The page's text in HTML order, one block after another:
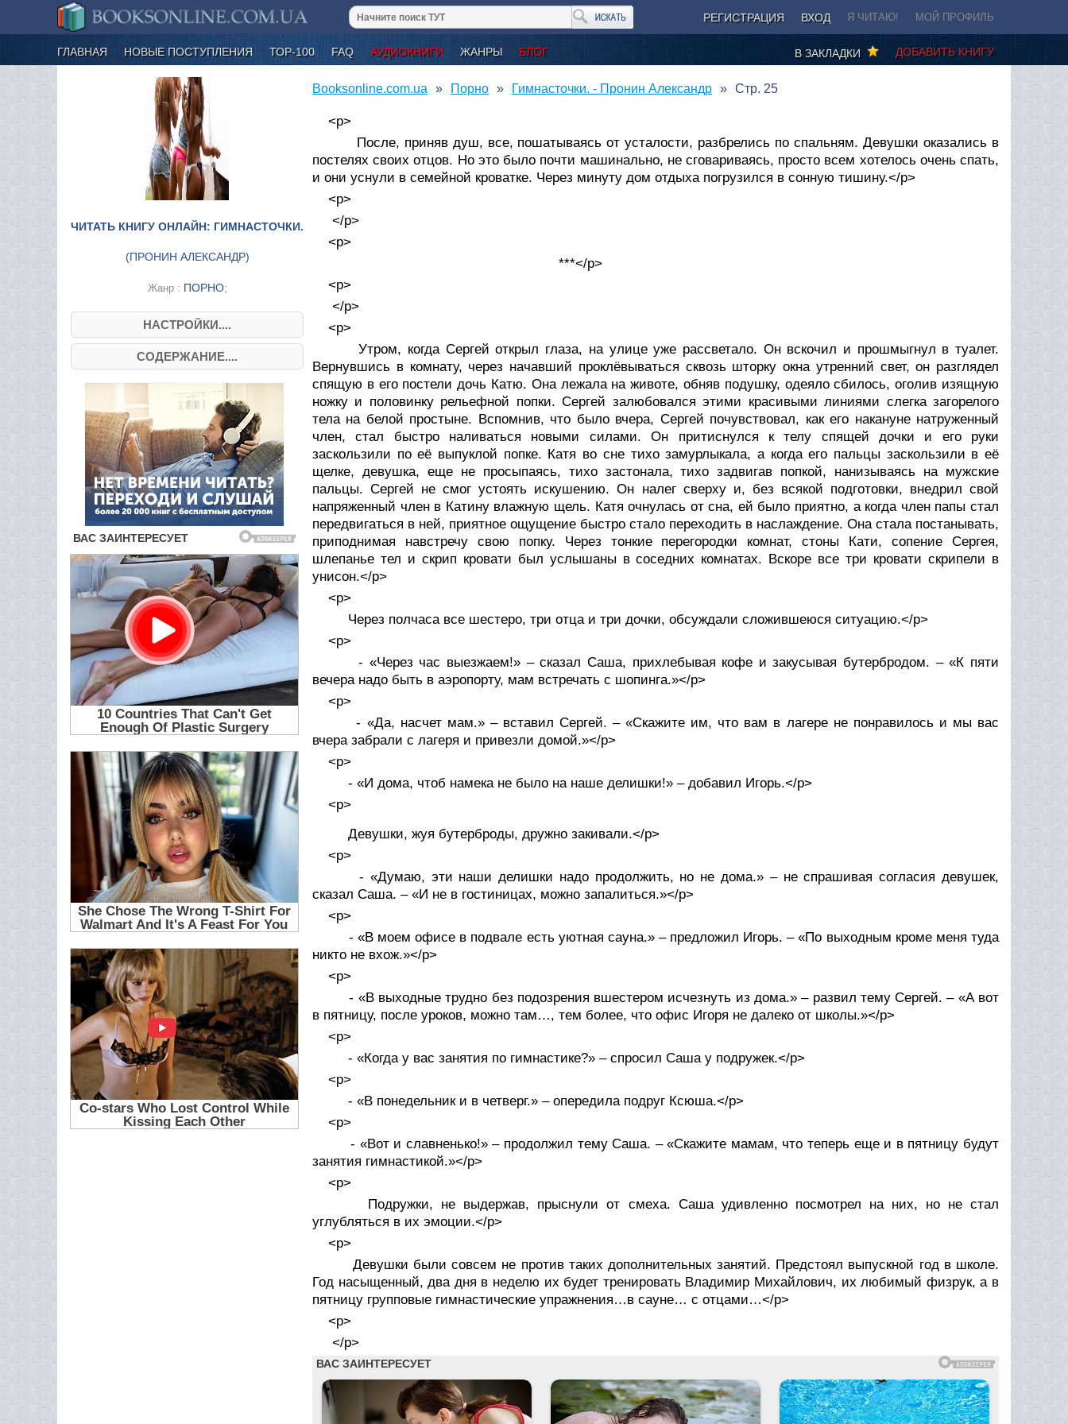
РЕГИСТРАЦИЯ ВХОД Я ЧИТАЮ! МОЙ ПРОФИЛЬ
ГЛАВНАЯ НОВЫЕ ПОСТУПЛЕНИЯ ТОР-100 FAQ АУДИОКНИГИ ЖАНРЫ БЛОГ ДОБАВИТЬ КНИГУ
В ЗАКЛАДКИ
ЧИТАТЬ КНИГУ ОНЛАЙН: ГИМНАСТОЧКИ.
(ПРОНИН АЛЕКСАНДР)
Жанр : ПОРНО;
НАСТРОЙКИ....
СОДЕРЖАНИЕ....
Booksonline.com.ua Порно Гимнасточки. - Пронин Александр Стр. 25
<p>
После, приняв душ, все, пошатываясь от усталости, разбрелись по спальням. Девушки оказались в
постелях своих отцов. Но это было почти машинально, не сговариваясь, просто всем хотелось очень спать,
и они уснули в семейной кроватке. Через минуту дом отдыха погрузился в сонную тишину.</p>
<p>
</p>
<p>
***</p>
<p>
</p>
<p>
Утром, когда Сергей открыл глаза, на улице уже рассветало. Он вскочил и прошмыгнул в туалет.
Вернувшись в комнату, через начавший проклёвываться сквозь шторку окна утренний свет, он разглядел
спящую в его постели дочь Катю. Она лежала на животе, обняв подушку, одеяло сбилось, оголив изящную
ножку и половинку рельефной попки. Сергей залюбовался этими красивыми линиями слегка загорелого
тела на белой простыне. Вспомнив, что было вчера, Сергей почувствовал, как его накануне натруженный
член, стал быстро наливаться новыми силами. Он притиснулся к телу спящей дочки и его руки
заскользили по её выпуклой попке. Катя во сне тихо замурлыкала, а когда его пальцы заскользили в её
щелке, девушка, еще не просыпаясь, тихо застонала, тихо задвигав попкой, нанизываясь на мужские
пальцы. Сергей не смог устоять искушению. Он налег сверху и, без всякой подготовки, внедрил свой
напряженный член в Катину влажную щель. Катя очнулась от сна, ей было приятно, а когда член папы стал
передвигаться в ней, приятное ощущение быстро стало переходить в наслаждение. Она стала постанывать,
приподнимая навстречу свою попку. Через тонкие перегородки комнат, стоны Кати, сопение Сергея,
шлепанье тел и скрип кровати был услышаны в соседних комнатах. Вскоре все три кровати скрипели в
унисон.</p>
<p>
Через полчаса все шестеро, три отца и три дочки, обсуждали сложившеюся ситуацию.</p>
<p>
- «Через час выезжаем!» – сказал Саша, прихлебывая кофе и закусывая бутербродом. – «К пяти
вечера надо быть в аэропорту, мам встречать с шопинга.»</p>
<p>
- «Да, насчет мам.» – вставил Сергей. – «Скажите им, что вам в лагере не понравилось и мы вас
вчера забрали с лагеря и привезли домой.»</p>
<p>
- «И дома, чтоб намека не было на наше делишки!» – добавил Игорь.</p>
<p>
Девушки, жуя бутерброды, дружно закивали.</p>
<p>
- «Думаю, эти наши делишки надо продолжить, но не дома.» – не спрашивая согласия девушек,
сказал Саша. – «И не в гостиницах, можно запалиться.»</p>
<p>
- «В моем офисе в подвале есть уютная сауна.» – предложил Игорь. – «По выходным кроме меня туда
никто не вхож.»</p>
<p>
- «В выходные трудно без подозрения вшестером исчезнуть из дома.» – развил тему Сергей. – «А вот
в пятницу, после уроков, можно там…, тем более, что офис Игоря не далеко от школы.»</p>
<p>
- «Когда у вас занятия по гимнастике?» – спросил Саша у подружек.</p>
<p>
- «В понедельник и в четверг.» – опередила подруг Ксюша.</p>
<p>
- «Вот и славненько!» – продолжил тему Саша. – «Скажите мамам, что теперь еще и в пятницу будут
занятия гимнастикой.»</p>
<p>
Подружки, не выдержав, прыснули от смеха. Саша удивленно посмотрел на них, но не стал
углубляться в их эмоции.</p>
<p>
Девушки были совсем не против таких дополнительных занятий. Предстоял выпускной год в школе.
Год насыщенный, два дня в неделю их будет тренировать Владимир Михайлович, их любимый физрук, а в
пятницу групповые гимнастические упражнения…в сауне… с отцами…</p>
<p>
</p>